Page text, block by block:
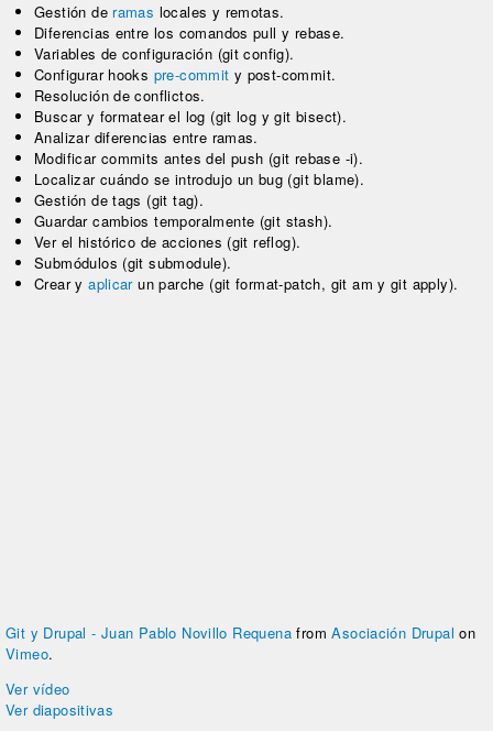
Gestión de ramas locales y remotas.
Diferencias entre los comandos pull y rebase.
Variables de configuración (git config).
Configurar hooks pre-commit y post-commit.
Resolución de conflictos.
Buscar y formatear el log (git log y git bisect).
Analizar diferencias entre ramas.
Modificar commits antes del push (git rebase -i).
Localizar cuándo se introdujo un bug (git blame).
Gestión de tags (git tag).
Guardar cambios temporalmente (git stash).
Ver el histórico de acciones (git reflog).
Submódulos (git submodule).
Crear yaplicarun parche (git format-patch, git am y git apply).
Git y Drupal - Juan Pablo Novillo Requena fromAsociación Drupal on
Vimeo.
Ver vídeo
Ver diapositivas